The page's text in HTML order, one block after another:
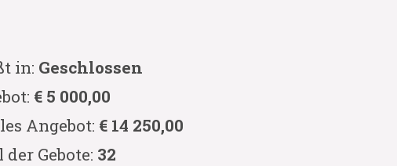
in: Geschlossen
€ 5 000,00
Angebot: € 14 250,00
Gebote: 32